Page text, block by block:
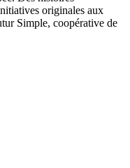
originales aux
Simple, coopérative de